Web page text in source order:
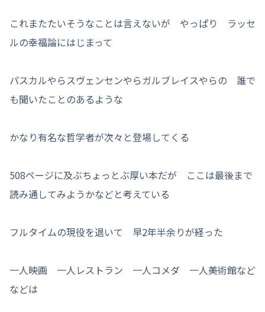
これまたたいそうなことは言えないが やっぱり ラッセ
ルの幸福論にはじまって
パスカルやらスヴェンセンやらガルブレイスやらの 誰で
も聞いたことのあるような
かなり有名な哲学者が次々と登場してくる
508ページに及ぶちょっとぶ厚い本だが ここは最後まで
読み通してみようかなどと考えている
フルタイムの現役を退いて 早2年半余りが経った
一人映画 一人レストラン 一人コメダ 一人美術館など
などは